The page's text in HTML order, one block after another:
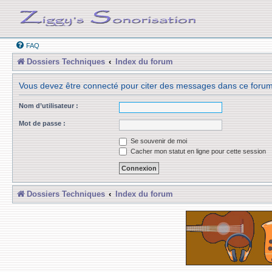
FAQ
Dossiers Techniques Index du forum
Vous devez être connecté pour citer des messages dans ce
Nom d’utilisateur :
Mot de passe :
Se souvenir de moi
Cacher mon statut en ligne pour cette session
Dossiers Techniques Index du forum